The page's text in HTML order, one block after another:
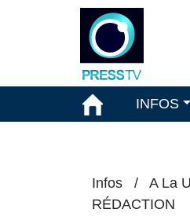
INFOS
Infos / A La
RÉDACTION